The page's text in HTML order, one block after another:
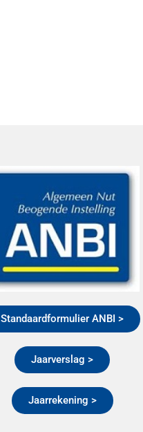
Standaardformulier ANBI >
Jaarverslag >
Jaarrekening >